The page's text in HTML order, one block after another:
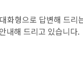
화형으로 답변해 드리
내해 드리고 있습니다.